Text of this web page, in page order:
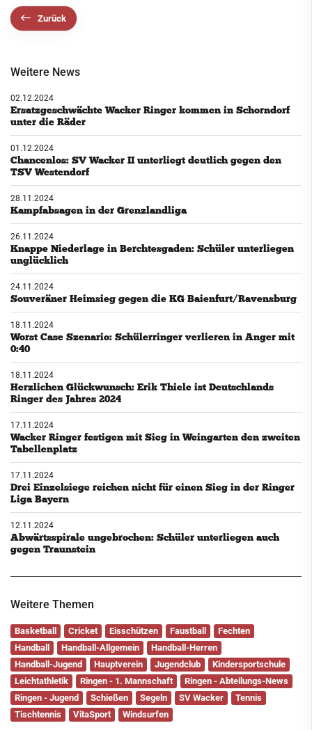
Zurück
Weitere News
02.12.2024
Ersatzgeschwächte Wacker Ringer kommen in Schorndorf
unter die Räder
01.12.2024
Chancenlos: SV Wacker II unterliegt deutlich gegen den
TSV Westendorf
28.11.2024
Kampfabsagen in der Grenzlandliga
26.11.2024
Knappe Niederlage in Berchtesgaden: Schüler unterliegen
unglücklich
24.11.2024
Souveräner Heimsieg gegen die KG Baienfurt/Ravensburg
18.11.2024
Worst Case Szenario: Schülerringer verlieren in Anger mit
0:40
18.11.2024
Herzlichen Glückwunsch: Erik Thiele ist Deutschlands
Ringer des Jahres 2024
17.11.2024
Wacker Ringer festigen mit Sieg in Weingarten den zweiten
Tabellenplatz
17.11.2024
Drei Einzelsiege reichen nicht für einen Sieg in der Ringer
Liga Bayern
12.11.2024
Abwärtsspirale ungebrochen: Schüler unterliegen auch
gegen Traunstein
Weitere Themen
Basketball Cricket Eisschützen Faustball
Fechten
Handball
Handball-Allgemein
Handball-Herren
Handball-Jugend
Hauptverein Jugendclub
Kindersportschule
Leichtathletik
Ringen - 1. Mannschaft
Ringen - Abteilungs-News
Ringen - Jugend
Schießen Segeln SV Wacker
Tennis
Tischtennis
VitaSport Windsurfen